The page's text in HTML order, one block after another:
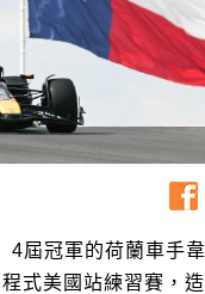
4屆冠軍的荷蘭車手
式美國站練習賽，